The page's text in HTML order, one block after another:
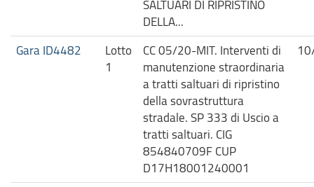
SALTUARI DI RIPRISTINO
DELLA...
Gara ID4482
Lotto
1
CC 05/20-MIT. Interventi di
manutenzione straordinaria
a tratti saltuari di ripristino
della sovrastruttura
stradale. SP 333 di Uscio a
tratti saltuari. CIG
854840709F CUP
D17H18001240001